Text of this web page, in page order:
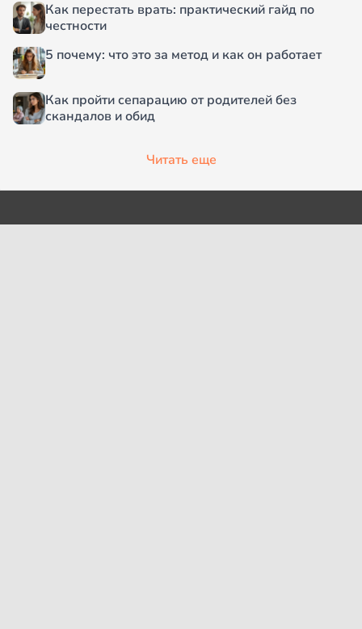
Как перестать врать: практический гайд по
честности
5 почему: что это за метод и как он работает
Как пройти сепарацию от родителей без
скандалов и обид
Читать еще